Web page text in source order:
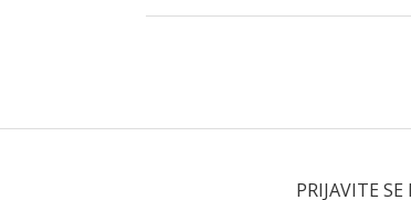
PRIJAVITE